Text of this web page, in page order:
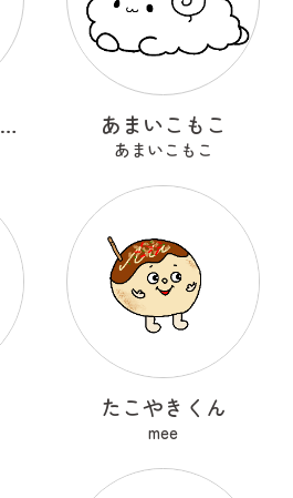
嘘みたいにまんまるなウソ あまいこもこ
あまいこもこ
たこやきくん
mee